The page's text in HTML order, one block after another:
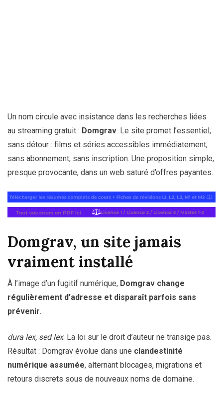
Un nom circule avec insistance dans les recherches liées
au streaming gratuit : Domgrav. Le site promet l’essentiel,
sans détour : films et séries accessibles immédiatement,
sans abonnement, sans inscription. Une proposition simple,
presque provocante, dans un web saturé d’offres payantes.
Domgrav, un site jamais
vraiment installé
À l’image d’un fugitif numérique, Domgrav change
régulièrement d’adresse et disparaît parfois sans
prévenir.
dura lex, sed lex. La loi sur le droit d’auteur ne transige pas.
Résultat : Domgrav évolue dans une clandestinité
numérique assumée, alternant blocages, migrations et
retours discrets sous de nouveaux noms de domaine.